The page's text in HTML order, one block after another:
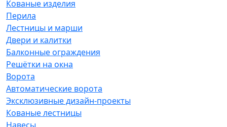
Кованые изделия
Перила
Лестницы и марши
Двери и калитки
Балконные ограждения
Решётки на окна
Ворота
Автоматические ворота
Эксклюзивные дизайн-проекты
Кованые лестницы